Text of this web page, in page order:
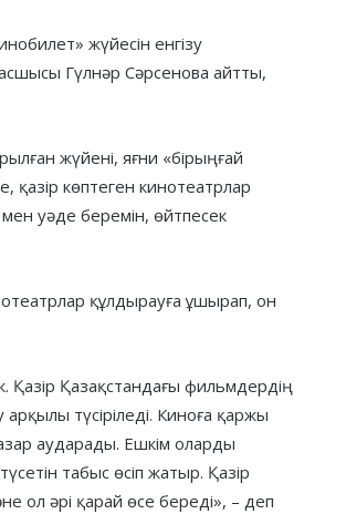
жүйесін енгізу
Гүлнәр Сәрсенова айтты,
жүйені, яғни «бірыңғай
қазір көптеген кинотеатрлар
мен уәде беремін, өйтпесек
құлдырауға ұшырап, он
Қазақстандағы фильмдердің
түсіріледі. Киноға қаржы
аударады. Ешкім оларды
табыс өсіп жатыр. Қазір
ол әрі қарай өсе береді», – деп